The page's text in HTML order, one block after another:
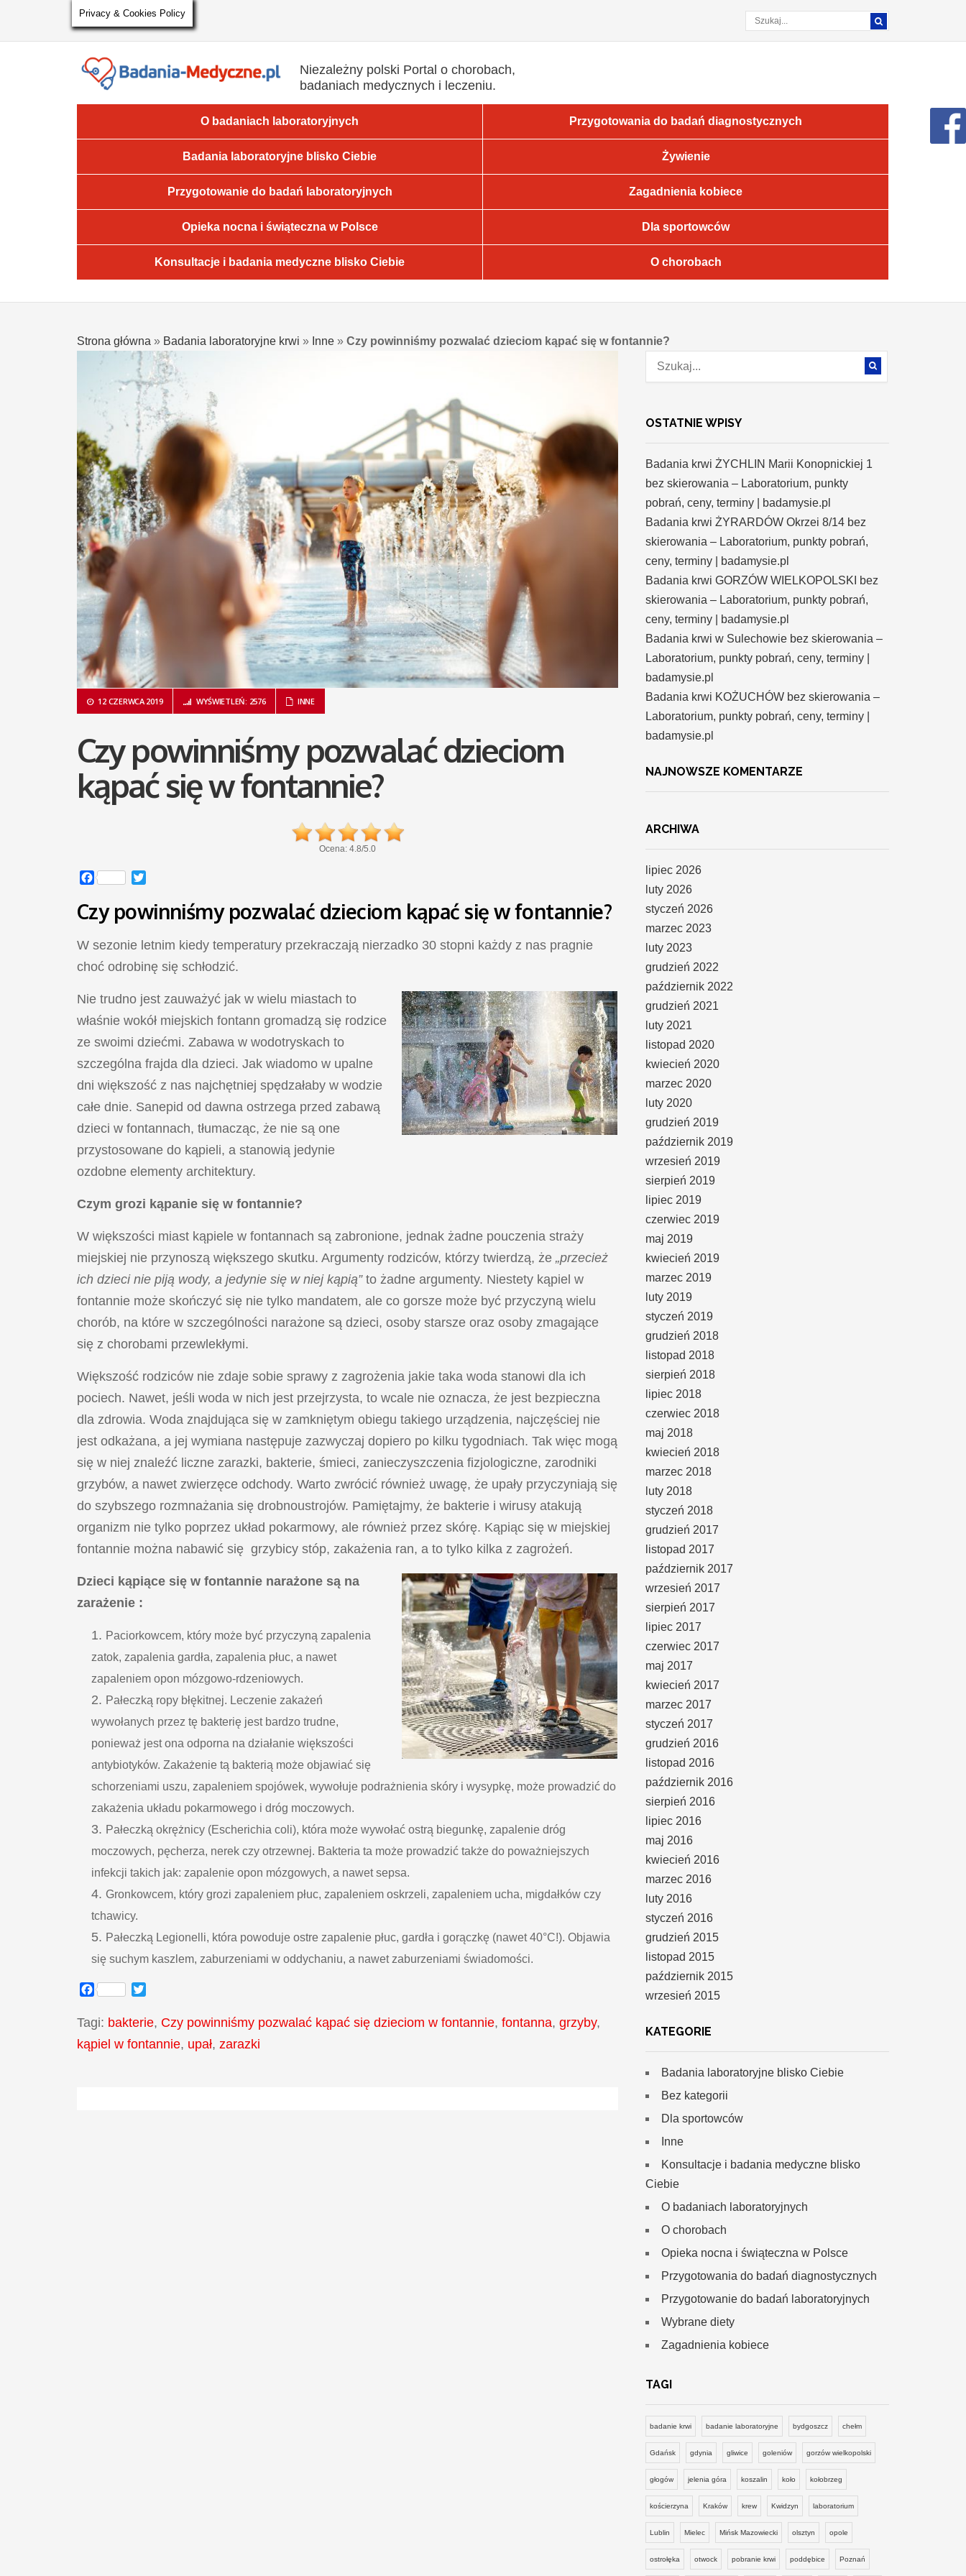
Niezależny polski Portal o chorobach,
badaniach medycznych i leczeniu.
O badaniach laboratoryjnych
Badania laboratoryjne blisko Ciebie
Przygotowanie do badań laboratoryjnych
Opieka nocna i świąteczna w Polsce
Konsultacje i badania medyczne blisko Ciebie
Przygotowania do badań diagnostycznych
Żywienie
Zagadnienia kobiece
Dla sportowców
O chorobach
Strona główna » Badania laboratoryjne krwi » Inne » Czy powinniśmy pozwalać dzieciom kąpać się w fontannie?
12 CZERWCA 2019 WYŚWIETLEŃ: 2576 INNE
Czy powinniśmy pozwalać dzieciom
kąpać się w fontannie?
Ocena:4.8/5.0
Facebook
Czy powinniśmy pozwalać dzieciom kąpać się w fontannie?
W sezonie letnim kiedy temperatury przekraczają nierzadko 30 stopni każdy z nas pragnie
choć odrobinę się schłodzić.
Nie trudno jest zauważyć jak w wielu miastach to
właśnie wokół miejskich fontann gromadzą się rodzice
ze swoimi dziećmi. Zabawa w wodotryskach to
szczególna frajda dla dzieci. Jak wiadomo w upalne
dni większość z nas najchętniej spędzałaby w wodzie
całe dnie. Sanepid od dawna ostrzega przed zabawą
dzieci w fontannach, tłumacząc, że nie są one
przystosowane do kąpieli, a stanowią jedynie
ozdobne elementy architektury.
Czym grozi kąpanie się w fontannie?
W większości miast kąpiele w fontannach są zabronione, jednak żadne pouczenia straży
miejskiej nie przynoszą większego skutku. Argumenty rodziców, którzy twierdzą, że „przecież
ich dzieci nie piją wody, a jedynie się w niej kąpią”to żadne argumenty. Niestety kąpiel w
fontannie może skończyć się nie tylko mandatem, ale co gorsze może być przyczyną wielu
chorób, na które w szczególności narażone są dzieci, osoby starsze oraz osoby zmagające
się z chorobami przewlekłymi.
Większość rodziców nie zdaje sobie sprawy z zagrożenia jakie taka woda stanowi dla ich
pociech. Nawet, jeśli woda w nich jest przejrzysta, to wcale nie oznacza, że jest bezpieczna
dla zdrowia. Woda znajdująca się w zamkniętym obiegu takiego urządzenia, najczęściej nie
jest odkażana, a jej wymiana następuje zazwyczaj dopiero po kilku tygodniach. Tak więc mogą
się w niej znaleźć liczne zarazki, bakterie, śmieci, zanieczyszczenia fizjologiczne, zarodniki
grzybów, a nawet zwierzęce odchody. Warto zwrócić również uwagę, że upały przyczyniają się
do szybszego rozmnażania się drobnoustrojów. Pamiętajmy, że bakterie i wirusy atakują
organizm nie tylko poprzez układ pokarmowy, ale również przez skórę. Kąpiąc się w miejskiej
fontannie można nabawić się grzybicy stóp, zakażenia ran, a to tylko kilka z zagrożeń.
Dzieci kąpiące się w fontannie narażone są na
zarażenie :
Paciorkowcem, który może być przyczyną zapalenia
zatok, zapalenia gardła, zapalenia płuc, a nawet
zapaleniem opon mózgowo-rdzeniowych.
Pałeczką ropy błękitnej. Leczenie zakażeń
wywołanych przez tę bakterię jest bardzo trudne,
ponieważ jest ona odporna na działanie większości
antybiotyków. Zakażenie tą bakterią może objawiać się
schorzeniami uszu, zapaleniem spojówek, wywołuje podrażnienia skóry i wysypkę, może prowadzić do
zakażenia układu pokarmowego i dróg moczowych.
Pałeczką okrężnicy (Escherichia coli), która może wywołać ostrą biegunkę, zapalenie dróg
moczowych, pęcherza, nerek czy otrzewnej. Bakteria ta może prowadzić także do poważniejszych
infekcji takich jak: zapalenie opon mózgowych, a nawet sepsa.
Gronkowcem, który grozi zapaleniem płuc, zapaleniem oskrzeli, zapaleniem ucha, migdałków czy
tchawicy.
Pałeczką Legionelli, która powoduje ostre zapalenie płuc, gardła i gorączkę (nawet 40°C!). Objawia
się suchym kaszlem, zaburzeniami w oddychaniu, a nawet zaburzeniami świadomości.
Facebook
Tagi: bakterie, Czy powinniśmy pozwalać kąpać się dzieciom w fontannie, fontanna, grzyby,
kąpiel w fontannie, upał, zarazki
OSTATNIE WPISY
Badania krwi ŻYCHLIN Marii Konopnickiej 1
bez skierowania – Laboratorium, punkty
pobrań, ceny, terminy | badamysie.pl
Badania krwi ŻYRARDÓW Okrzei 8/14 bez
skierowania – Laboratorium, punkty pobrań,
ceny, terminy | badamysie.pl
Badania krwi GORZÓW WIELKOPOLSKI bez
skierowania – Laboratorium, punkty pobrań,
ceny, terminy | badamysie.pl
Badania krwi w Sulechowie bez skierowania –
Laboratorium, punkty pobrań, ceny, terminy |
badamysie.pl
Badania krwi KOŻUCHÓW bez skierowania –
Laboratorium, punkty pobrań, ceny, terminy |
badamysie.pl
NAJNOWSZE KOMENTARZE
ARCHIWA
lipiec 2026
luty 2026
styczeń 2026
marzec 2023
luty 2023
grudzień 2022
październik 2022
grudzień 2021
luty 2021
listopad 2020
kwiecień 2020
marzec 2020
luty 2020
grudzień 2019
październik 2019
wrzesień 2019
sierpień 2019
lipiec 2019
czerwiec 2019
maj 2019
kwiecień 2019
marzec 2019
luty 2019
styczeń 2019
grudzień 2018
listopad 2018
sierpień 2018
lipiec 2018
czerwiec 2018
maj 2018
kwiecień 2018
marzec 2018
luty 2018
styczeń 2018
grudzień 2017
listopad 2017
październik 2017
wrzesień 2017
sierpień 2017
lipiec 2017
czerwiec 2017
maj 2017
kwiecień 2017
marzec 2017
styczeń 2017
grudzień 2016
listopad 2016
październik 2016
sierpień 2016
lipiec 2016
maj 2016
kwiecień 2016
marzec 2016
luty 2016
styczeń 2016
grudzień 2015
listopad 2015
październik 2015
wrzesień 2015
KATEGORIE
Badania laboratoryjne blisko Ciebie
Bez kategorii
Dla sportowców
Inne
Konsultacje i badania medyczne blisko
Ciebie
O badaniach laboratoryjnych
O chorobach
Opieka nocna i świąteczna w Polsce
Przygotowania do badań diagnostycznych
Przygotowanie do badań laboratoryjnych
Wybrane diety
Zagadnienia kobiece
TAGI
badanie krwi badanie laboratoryjne bydgoszcz chełm
Gdańsk gdynia gliwice goleniów gorzów wielkopolski
głogów jelenia góra koszalin koło kołobrzeg
kościerzyna Kraków krew Kwidzyn laboratorium
Lublin Mielec Mińsk Mazowiecki olsztyn opole
ostrołęka otwock pobranie krwi poddębice Poznań
Privacy & Cookies Policy